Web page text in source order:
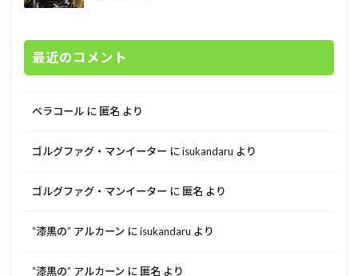
最近のコメント
ベラコール に 匿名 より
ゴルグファグ・マンイーター にisukandaru より
ゴルグファグ・マンイーター に 匿名 より
“漆黒の” アルカーン にisukandaru より
“漆黒の” アルカーン に 匿名 より